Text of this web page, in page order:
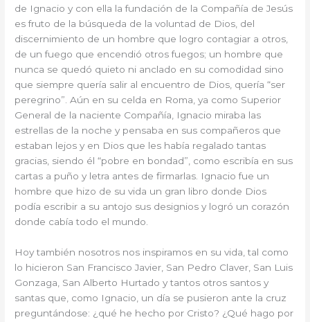
de Ignacio y con ella la fundación de la Compañía de Jesús
es fruto de la búsqueda de la voluntad de Dios, del
discernimiento de un hombre que logro contagiar a otros,
de un fuego que encendió otros fuegos; un hombre que
nunca se quedó quieto ni anclado en su comodidad sino
que siempre quería salir al encuentro de Dios, quería “ser
peregrino”. Aún en su celda en Roma, ya como Superior
General de la naciente Compañía, Ignacio miraba las
estrellas de la noche y pensaba en sus compañeros que
estaban lejos y en Dios que les había regalado tantas
gracias, siendo él “pobre en bondad”, como escribía en sus
cartas a puño y letra antes de firmarlas. Ignacio fue un
hombre que hizo de su vida un gran libro donde Dios
podía escribir a su antojo sus designios y logró un corazón
donde cabía todo el mundo.
Hoy también nosotros nos inspiramos en su vida, tal como
lo hicieron San Francisco Javier, San Pedro Claver, San Luis
Gonzaga, San Alberto Hurtado y tantos otros santos y
santas que, como Ignacio, un día se pusieron ante la cruz
preguntándose: ¿qué he hecho por Cristo? ¿Qué hago por